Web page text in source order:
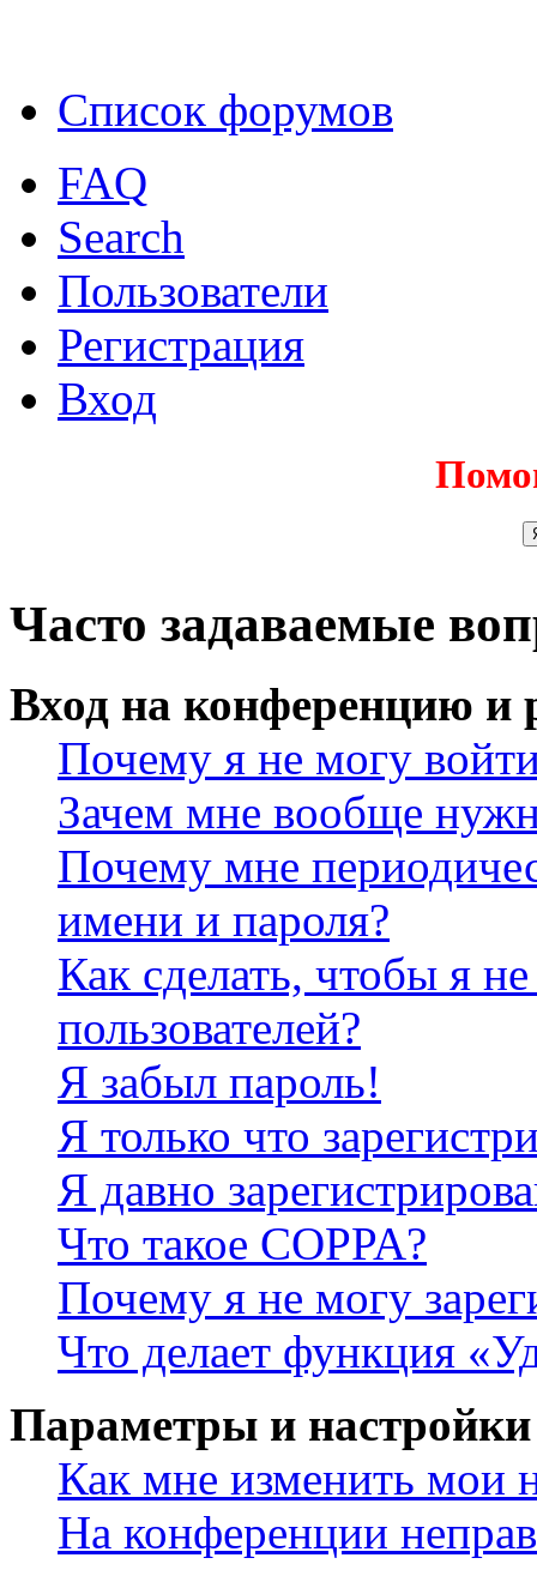
Список форумов
FAQ
Search
Пользователи
Регистрация
Вход
Часто задаваемые
Вход на конференцию и
Почему я не могу
Зачем мне вообще
Почему мне
имени и пароля?
Как сделать, чтобы я
пользователей?
Я забыл пароль!
Я только что
Я давно
Что такое COPPA?
Почему я не могу
Что делает функция
Параметры и настройки
Как мне изменить мои
На конференции